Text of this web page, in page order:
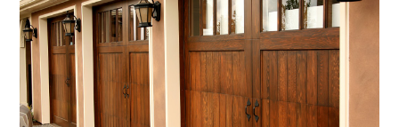
veranda
als
bureau